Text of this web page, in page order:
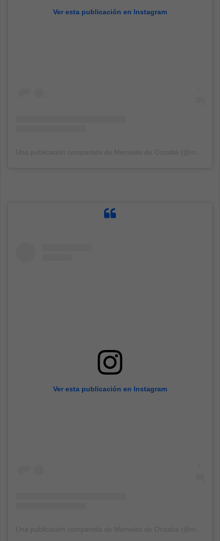
Ver esta publicación en Instagram
Ver esta publicación en Instagram